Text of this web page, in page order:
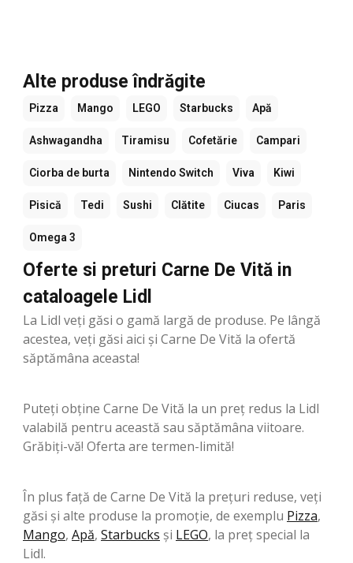
Alte produse îndrăgite
Pizza Mango LEGO Starbucks Apă
Ashwagandha Tiramisu Cofetărie Campari
Ciorba de burta Nintendo Switch Viva Kiwi
Pisică Tedi Sushi Clătite Ciucas Paris
Omega 3
Oferte si preturi Carne De Vită in
cataloagele Lidl
La Lidl veți găsi o gamă largă de produse. Pe lângă
acestea, veți găsi aici și Carne De Vită la ofertă
săptămâna aceasta!
Puteți obține Carne De Vită la un preț redus la Lidl
valabilă pentru această sau săptămâna viitoare.
Grăbiți-vă! Oferta are termen-limită!
În plus față de Carne De Vită la prețuri reduse, veți
găsi și alte produse la promoție, de exemplu Pizza,
Mango, Apă, Starbucks şi LEGO, la preț special la
Lidl.